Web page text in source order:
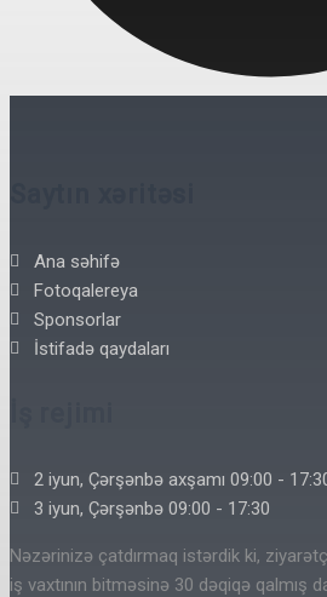
Ana səhifə
Fotoqalereya
Sponsorlar
İstifadə qaydaları
2 iyun, Çərşənbə axşamı 09:00 -
3 iyun, Çərşənbə 09:00 - 17:30
Nəzərinizə çatdırmaq istərdik ki,
iş vaxtının bitməsinə 30 dəqiqə qalmış